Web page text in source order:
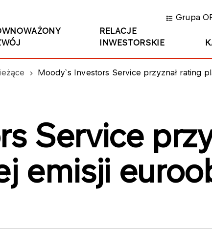
RELACJE
INWESTORSKIE
Grupa
Moody`s Investors Service przyznał rating
Service
emisji